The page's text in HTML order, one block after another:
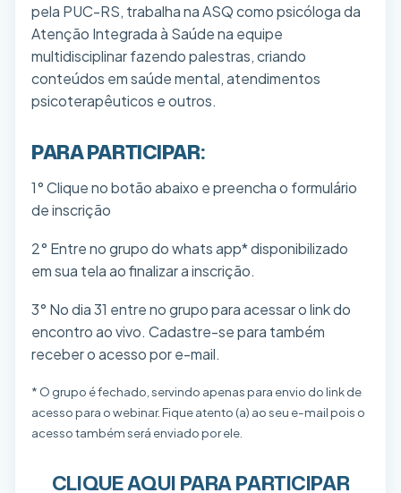
pela PUC-RS, trabalha na ASQ como psicóloga da
Atenção Integrada à Saúde na equipe
multidisciplinar fazendo palestras, criando
conteúdos em saúde mental, atendimentos
psicoterapêuticos e outros.
PARA PARTICIPAR:
1° Clique no botão abaixo e preencha o formulário
de inscrição
2° Entre no grupo do whats app* disponibilizado
em sua tela ao finalizar a inscrição.
3° No dia 31 entre no grupo para acessar o link do
encontro ao vivo. Cadastre-se para também
receber o acesso por e-mail.
* O grupo é fechado, servindo apenas para envio do link de
acesso para o webinar. Fique atento (a) ao seu e-mail pois o
acesso também será enviado por ele.
CLIQUE AQUI PARA PARTICIPAR